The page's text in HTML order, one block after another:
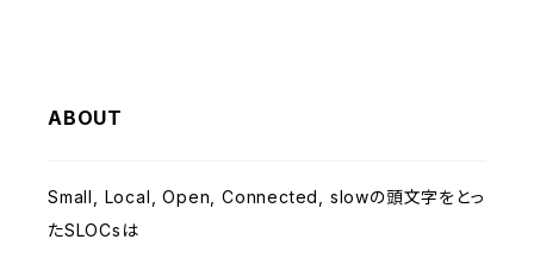
ABOUT
Small, Local, Open, Connected, slowの頭文字をとっ
たSLOCsは